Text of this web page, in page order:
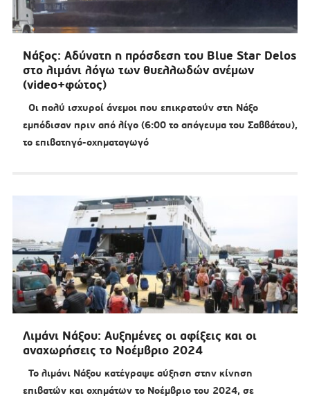
Νάξος: Αδύνατη η πρόσδεση του Blue Star Delos
στο λιμάνι λόγω των θυελλωδών ανέμων
(video+φώτος)
Οι πολύ ισχυροί άνεμοι που επικρατούν στη Νάξο
εμπόδισαν πριν από λίγο (6:00 το απόγευμα του Σαββάτου),
το επιβατηγό-οχηματαγωγό
Λιμάνι Νάξου: Αυξημένες οι αφίξεις και οι
αναχωρήσεις το Νοέμβριο 2024
Το λιμάνι Νάξου κατέγραψε αύξηση στην κίνηση
επιβατών και οχημάτων το Νοέμβριο του 2024, σε